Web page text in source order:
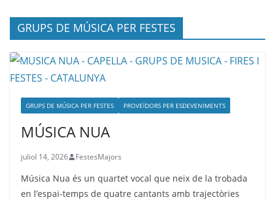
GRUPS DE MÚSICA PER FESTES
GRUPS DE MÚSICA PER FESTES PROVEÏDORS PER ESDEVENIMENTS
MÚSICA NUA
juliol 14, 2026 FestesMajors
Música Nua és un quartet vocal que neix de la trobada
en l’espai-temps de quatre cantants amb trajectòries